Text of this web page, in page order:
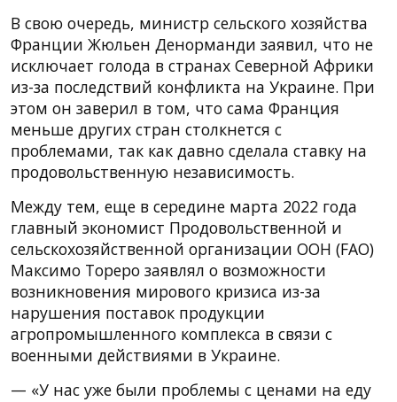
В свою очередь, министр сельского хозяйства
Франции Жюльен Денорманди заявил, что не
исключает голода в странах Северной Африки
из-за последствий конфликта на Украине. При
этом он заверил в том, что сама Франция
меньше других стран столкнется с
проблемами, так как давно сделала ставку на
продовольственную независимость.
Между тем, еще в середине марта 2022 года
главный экономист Продовольственной и
сельскохозяйственной организации ООН (FAO)
Максимо Тореро заявлял о возможности
возникновения мирового кризиса из-за
нарушения поставок продукции
агропромышленного комплекса в связи с
военными действиями в Украине.
— «У нас уже были проблемы с ценами на еду